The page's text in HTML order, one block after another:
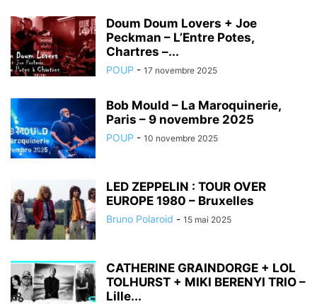
Doum Doum Lovers + Joe
Peckman – L’Entre Potes,
Chartres –...
POUP - 17 novembre 2025
Bob Mould – La Maroquinerie,
Paris – 9 novembre 2025
POUP - 10 novembre 2025
LED ZEPPELIN : TOUR OVER
EUROPE 1980 – Bruxelles
Bruno Polaroid - 15 mai 2025
CATHERINE GRAINDORGE + LOL
TOLHURST + MIKI BERENYI TRIO –
Lille...